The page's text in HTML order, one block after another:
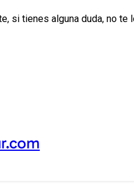
si tienes alguna duda, no